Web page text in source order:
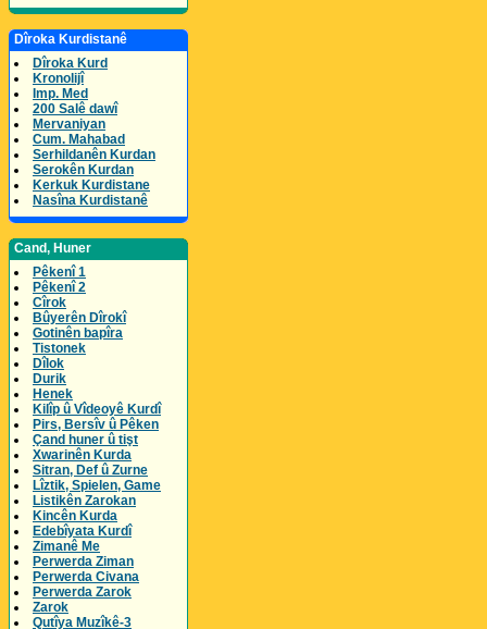
Dîroka Kurdistanê
Dîroka Kurd
Kronolijî
Imp. Med
200 Salê dawî
Mervaniyan
Cum. Mahabad
Serhildanên Kurdan
Serokên Kurdan
Kerkuk Kurdistane
Nasîna Kurdistanê
Cand, Huner
Pêkenî 1
Pêkenî 2
Cîrok
Bûyerên Dîrokî
Gotinên bapîra
Tistonek
Dîlok
Durik
Henek
Kilîp û Vîdeoyê Kurdî
Pirs, Bersîv û Pêken
Çand huner û tişt
Xwarinên Kurda
Sitran, Def û Zurne
Lîztik, Spielen, Game
Listikên Zarokan
Kincên Kurda
Edebîyata Kurdî
Zimanê Me
Perwerda Ziman
Perwerda Civana
Perwerda Zarok
Zarok
Qutîya Muzîkê-3